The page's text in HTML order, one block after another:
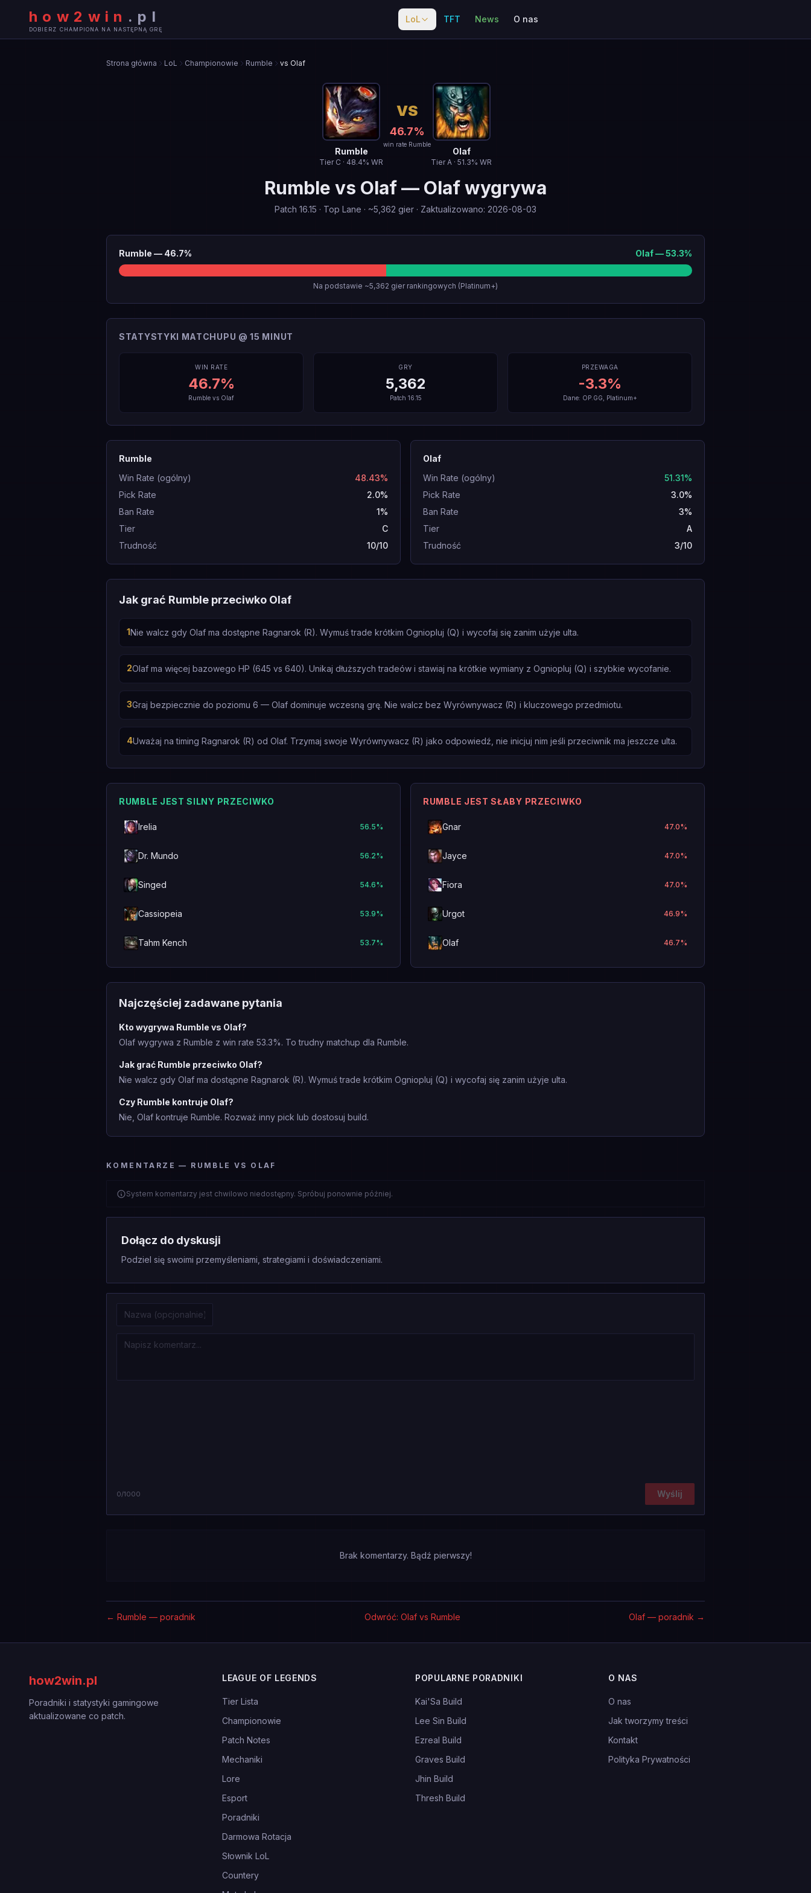
how2win . pl
DOBIERZ CHAMPIONA NA NASTĘPNĄ GRĘ
LoL TFT News O nas
Strona główna LoL Championowie Rumble vs Olaf
Rumble
Tier C · 48.4% WR
VS
46.7%
win rate Rumble
Olaf
TierA · 51.3% WR
Rumble vs Olaf— Olaf wygrywa
Patch 16.15 · Top Lane · ~5,362 gier · Zaktualizowano: 2026-08-03
Rumble — 46.7% Olaf—53.3%
Na podstawie ~5,362 gier rankingowych (Platinum+)
STATYSTYKI MATCHUPU @ 15 MINUT
WIN RATE
46.7%
Rumble vs Olaf
GRY
5,362
Patch 16.15
PRZEWAGA
-3.3%
Dane: OP.GG, Platinum+
Rumble
Win Rate (ogólny)
48.43%
Pick Rate
2.0%
Ban Rate
1%
Tier
C
Trudność
10/10
Olaf
Win Rate (ogólny)
51.31%
Pick Rate
3.0%
Ban Rate
3%
Tier
A
Trudność
3/10
Jak grać Rumble przeciwko Olaf
1Nie walcz gdy Olaf ma dostępne Ragnarok (R). Wymuś trade krótkim Ogniopluj (Q) i wycofaj się zanim użyje ulta.
2Olaf ma więcej bazowego HP (645 vs 640). Unikaj dłuższych tradeów i stawiaj na krótkie wymiany z Ogniopluj (Q) i szybkie wycofanie.
3Graj bezpiecznie do poziomu 6 — Olaf dominuje wczesną grę. Nie walcz bez Wyrównywacz (R) i kluczowego przedmiotu.
4Uważaj na timing Ragnarok (R) od Olaf. Trzymaj swoje Wyrównywacz (R) jako odpowiedź, nie inicjuj nim jeśli przeciwnik ma jeszcze ulta.
RUMBLE JEST SILNY PRZECIWKO
Irelia 56.5%
Dr. Mundo 56.2%
Singed 54.6%
Cassiopeia 53.9%
Tahm Kench 53.7%
RUMBLE JEST SŁABY PRZECIWKO
Gnar 47.0%
Jayce 47.0%
Fiora 47.0%
Urgot 46.9%
Olaf 46.7%
Najczęściej zadawane pytania
Kto wygrywa Rumble vs Olaf?
Olaf wygrywa z Rumble z win rate 53.3%. To trudny matchup dla Rumble.
Jak grać Rumble przeciwko Olaf?
Nie walcz gdy Olaf ma dostępne Ragnarok (R). Wymuś trade krótkim Ogniopluj (Q) i wycofaj się zanim użyje ulta.
Czy Rumble kontruje Olaf?
Nie, Olaf kontruje Rumble. Rozważ inny pick lub dostosuj build.
KOMENTARZE — RUMBLE VS OLAF
System komentarzy jest chwilowo niedostępny. Spróbuj ponownie później.
Dołącz do dyskusji
Podziel się swoimi przemyśleniami, strategiami i doświadczeniami.
0/1000 Wyślij
Brak komentarzy. Bądź pierwszy!
← Rumble — poradnik Odwróć: Olaf vs Rumble Olaf — poradnik →
how2win.pl
Poradniki i statystyki gamingowe
aktualizowane co patch.
LEAGUE OF LEGENDS
Tier Lista
Championowie
Patch Notes
Mechaniki
Lore
Esport
Poradniki
Darmowa Rotacja
Słownik LoL
Countery
POPULARNE PORADNIKI
Kai'Sa Build
Lee Sin Build
Ezreal Build
Graves Build
Jhin Build
Thresh Build
O NAS
O nas
Jak tworzymy treści
Kontakt
Polityka Prywatności